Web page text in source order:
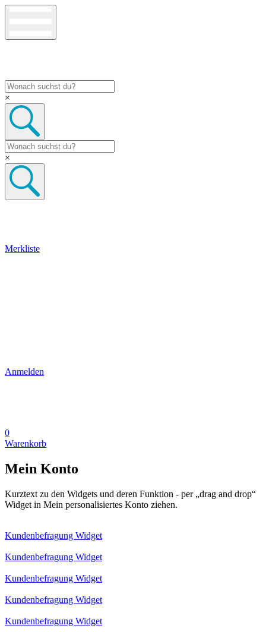
×
×
Merkliste
Anmelden
0
Warenkorb
Mein Konto
Kurztext zu den Widgets und deren Funktion - per „drag and drop“
Widget in Mein personalisiertes Konto ziehen.
Kundenbefragung Widget
Kundenbefragung Widget
Kundenbefragung Widget
Kundenbefragung Widget
Kundenbefragung Widget